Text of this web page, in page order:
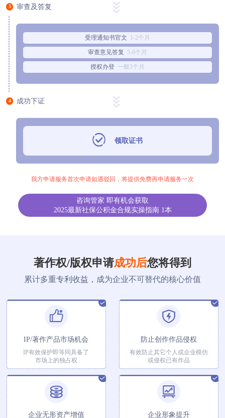
3 审查及答复
受理通知书官文 1-2个月
审查意见答复 5-6个月
授权办登 一般3个月
4 成功下证
领取证书
我方申请服务首次申请如遇驳回，将提供免费再申请服务一次
咨询管家 即有机会获取
2025最新社保公积金合规实操指南 1本
著作权/版权申请成功后您将得到
累计多重专利收益，成为企业不可替代的核心价值
IP/著作产品市场机会
IP有效保护即等同具备了
市场上的独占权
防止创作作品侵权
有效防止其它个人或企业模仿
或侵权已有作品
企业无形资产增值 企业形象提升